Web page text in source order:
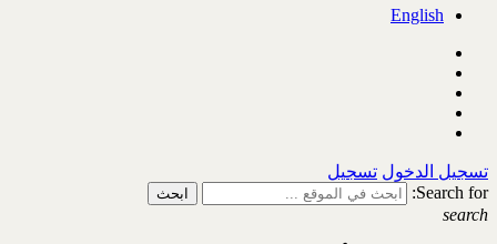
English
تسجيل الدخول تسجيل
Search for:
search